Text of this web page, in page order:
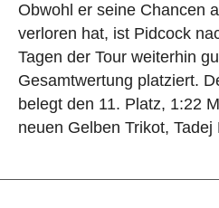
Obwohl er seine Chancen
verloren hat, ist Pidcock
Tagen der Tour weiterhin
Gesamtwertung platziert.
belegt den 11. Platz, 1:22
neuen Gelben Trikot, Tadej